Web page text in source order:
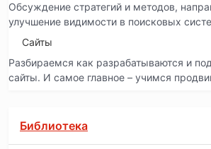
Обсуждение стратегий и методов,
улучшение видимости в поисковых
Сайты
Разбираемся как разрабатываются и
сайты. И самое главное – учимся
Библиотека